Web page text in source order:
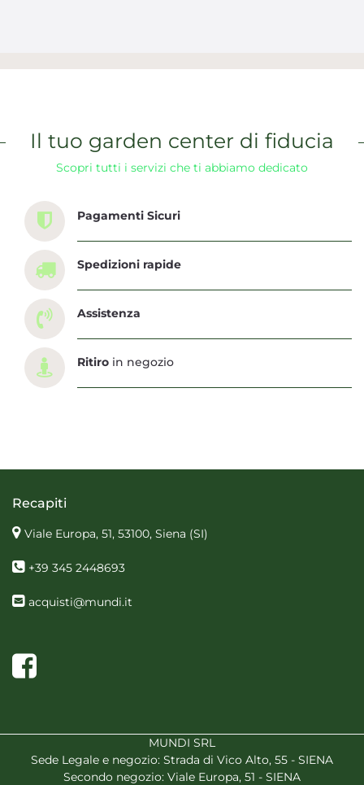
Il tuo garden center di fiducia
Scopri tutti i servizi che ti abbiamo dedicato
Pagamenti Sicuri
Spedizioni rapide
Assistenza
Ritiro in negozio
Recapiti
Viale Europa, 51, 53100, Siena (SI)
+39 345 2448693
acquisti@mundi.it
Facebook
MUNDI SRL
Sede Legale e negozio: Strada di Vico Alto, 55 - SIENA
Secondo negozio: Viale Europa, 51 - SIENA